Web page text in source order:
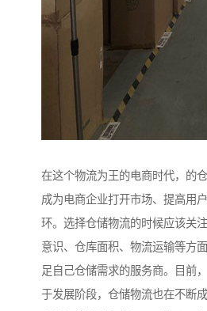
在这个物流为王的电商时代，的
成为电商企业打开市场、提高用
环。选择仓储物流的时候应该关
意识、仓库面积、物流运输等方
足自己仓储需求的服务商。目前
于发展阶段，仓储物流也在不断